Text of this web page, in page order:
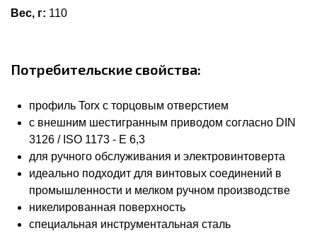
Вес, г: 110
Потребительские свойства:
профиль Torx с торцовым отверстием
с внешним шестигранным приводом согласно DIN
3126 / ISO 1173 - E 6,3
для ручного обслуживания и электровинтоверта
идеально подходит для винтовых соединений в
промышленности и мелком ручном производстве
никелированная поверхность
специальная инструментальная сталь